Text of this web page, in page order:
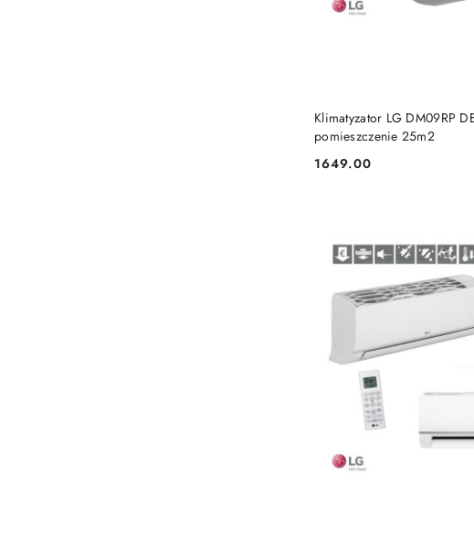
Klimatyzator LG DM09RP
pomieszczenie 25m2
Cena:
1649.00